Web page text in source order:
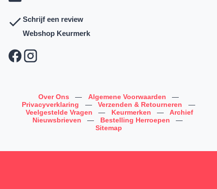
Schrijf een review
Webshop Keurmerk
Over Ons — Algemene Voorwaarden
—
Privacyverklaring
— Verzenden & Retourneren
—
Veelgestelde Vragen
— Keurmerken —
Archief
Nieuwsbrieven
— Bestelling Herroepen
—
Sitemap